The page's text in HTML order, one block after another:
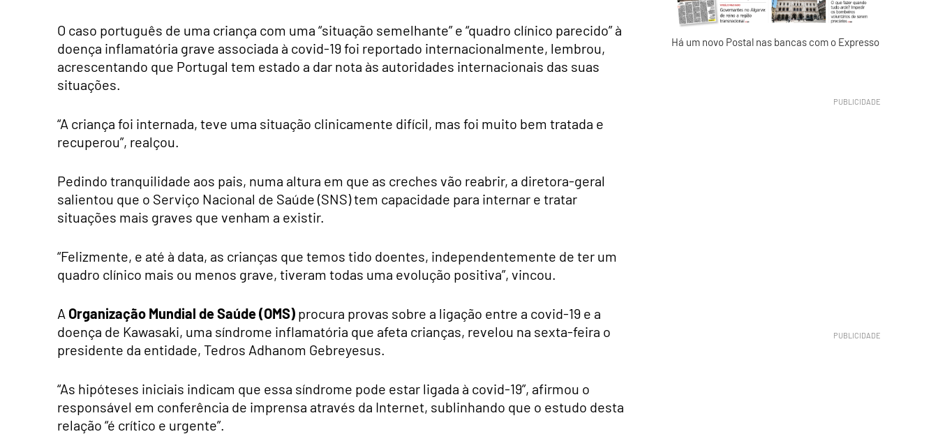
O caso português de uma criança com uma “situação semelhante” e “quadro clínico parecido” à
doença inflamatória grave associada à covid-19 foi reportado internacionalmente, lembrou,
acrescentando que Portugal tem estado a dar nota às autoridades internacionais das suas
situações.
“A criança foi internada, teve uma situação clinicamente difícil, mas foi muito bem tratada e
recuperou”, realçou.
Pedindo tranquilidade aos pais, numa altura em que as creches vão reabrir, a diretora-geral
salientou que o Serviço Nacional de Saúde (SNS) tem capacidade para internar e tratar
situações mais graves que venham a existir.
“Felizmente, e até à data, as crianças que temos tido doentes, independentemente de ter um
quadro clínico mais ou menos grave, tiveram todas uma evolução positiva”, vincou.
A Organização Mundial de Saúde (OMS) procura provas sobre a ligação entre a covid-19 e a
doença de Kawasaki, uma síndrome inflamatória que afeta crianças, revelou na sexta-feira o
presidente da entidade, Tedros Adhanom Gebreyesus.
“As hipóteses iniciais indicam que essa síndrome pode estar ligada à covid-19”, afirmou o
responsável em conferência de imprensa através da Internet, sublinhando que o estudo desta
relação “é crítico e urgente”.
Há um novo Postal nas bancas com o Expresso